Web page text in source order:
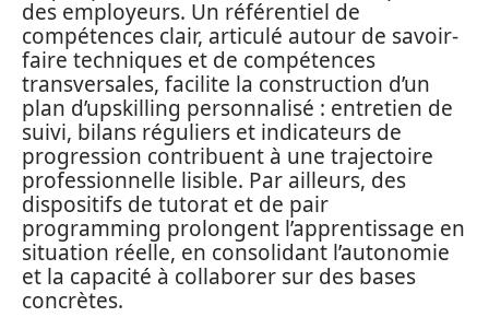
des employeurs. Un référentiel de
compétences clair, articulé autour de savoir-
faire techniques et de compétences
transversales, facilite la construction d’un
plan d’upskilling personnalisé : entretien de
suivi, bilans réguliers et indicateurs de
progression contribuent à une trajectoire
professionnelle lisible. Par ailleurs, des
dispositifs de tutorat et de pair
programming prolongent l’apprentissage en
situation réelle, en consolidant l’autonomie
et la capacité à collaborer sur des bases
concrètes.